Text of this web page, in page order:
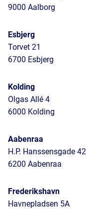
9000 Aalborg
Esbjerg
Torvet 21
6700 Esbjerg
Kolding
Olgas Allé 4
6000 Kolding
Aabenraa
H.P. Hanssensgade 42
6200 Aabenraa
Frederikshavn
Havnepladsen 5A